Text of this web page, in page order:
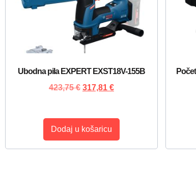
Ubodna pila EXPERT EXST18V-155B
423,75€ 317,81 €
Dodaj u košaricu